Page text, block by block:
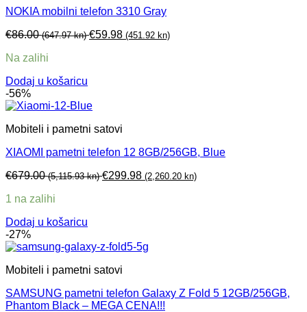
NOKIA mobilni telefon 3310 Gray
€86.00 (647.97 kn) €59.98 (451.92 kn)
Na zalihi
Dodaj u košaricu
-56%
Mobiteli i pametni satovi
XIAOMI pametni telefon 12 8GB/256GB, Blue
€679.00 (5,115.93 kn) €299.98 (2,260.20 kn)
1 na zalihi
Dodaj u košaricu
-27%
Mobiteli i pametni satovi
SAMSUNG pametni telefon Galaxy Z Fold 5 12GB/256GB,
Phantom Black – MEGA CENA!!!